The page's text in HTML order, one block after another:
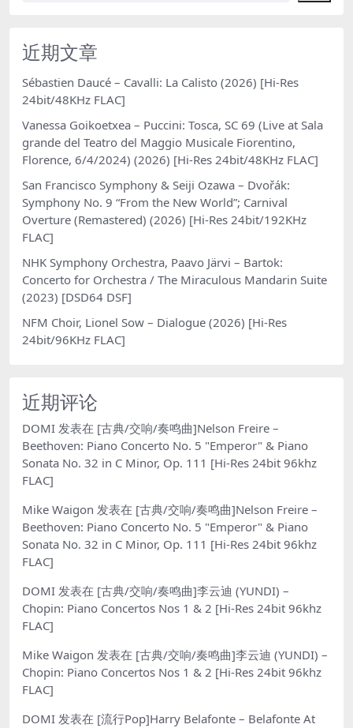
近期文章
Sébastien Daucé – Cavalli: La Calisto (2026) [Hi-Res
24bit/48KHz FLAC]
Vanessa Goikoetxea – Puccini: Tosca, SC 69 (Live at Sala
grande del Teatro del Maggio Musicale Fiorentino,
Florence, 6/4/2024) (2026) [Hi-Res 24bit/48KHz FLAC]
San Francisco Symphony & Seiji Ozawa – Dvořák:
Symphony No. 9 “From the New World”; Carnival
Overture (Remastered) (2026) [Hi-Res 24bit/192KHz
FLAC]
NHK Symphony Orchestra, Paavo Järvi – Bartok:
Concerto for Orchestra / The Miraculous Mandarin Suite
(2023) [DSD64 DSF]
NFM Choir, Lionel Sow – Dialogue (2026) [Hi-Res
24bit/96KHz FLAC]
近期评论
DOMI 发表在 [古典/交响/奏鸣曲]Nelson Freire –
Beethoven: Piano Concerto No. 5 "Emperor" & Piano
Sonata No. 32 in C Minor, Op. 111 [Hi-Res 24bit 96khz
FLAC]
Mike Waigon 发表在 [古典/交响/奏鸣曲]Nelson Freire –
Beethoven: Piano Concerto No. 5 "Emperor" & Piano
Sonata No. 32 in C Minor, Op. 111 [Hi-Res 24bit 96khz
FLAC]
DOMI 发表在 [古典/交响/奏鸣曲]李云迪 (YUNDI) –
Chopin: Piano Concertos Nos 1 & 2 [Hi-Res 24bit 96khz
FLAC]
Mike Waigon 发表在 [古典/交响/奏鸣曲]李云迪 (YUNDI) –
Chopin: Piano Concertos Nos 1 & 2 [Hi-Res 24bit 96khz
FLAC]
DOMI 发表在 [流行Pop]Harry Belafonte – Belafonte At